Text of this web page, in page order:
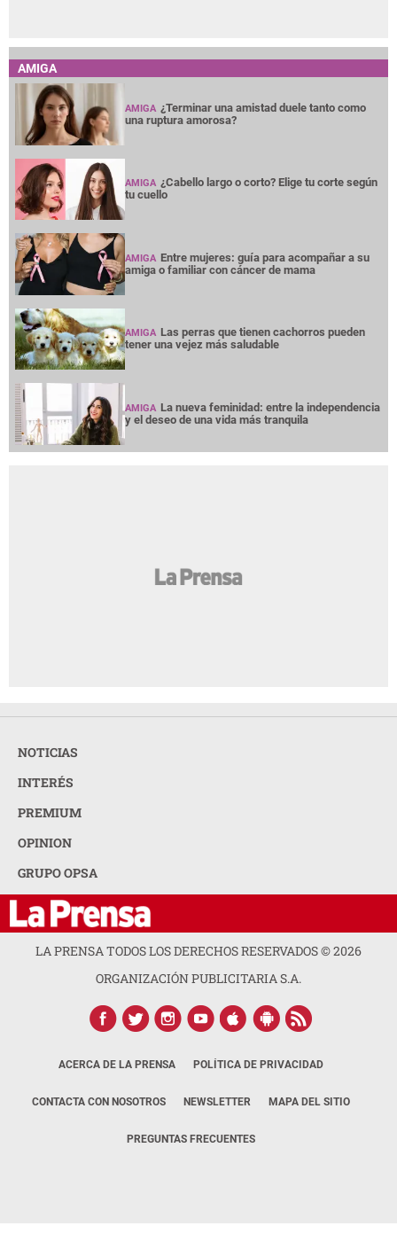
AMIGA
AMIGA ¿Terminar una amistad duele tanto como
una ruptura amorosa?
AMIGA ¿Cabello largo o corto? Elige tu corte según
tu cuello
AMIGA Entre mujeres: guía para acompañar a su
amiga o familiar con cáncer de mama
AMIGA Las perras que tienen cachorros pueden
tener una vejez más saludable
AMIGA La nueva feminidad: entre la independencia
y el deseo de una vida más tranquila
NOTICIAS
INTERÉS
PREMIUM
OPINION
GRUPO OPSA
LA PRENSA TODOS LOS DERECHOS RESERVADOS ©2026
ORGANIZACIÓN PUBLICITARIA S.A.
ACERCA DE LA PRENSA POLÍTICA DE PRIVACIDAD
CONTACTA CON NOSOTROS NEWSLETTER MAPA DEL SITIO
PREGUNTAS FRECUENTES